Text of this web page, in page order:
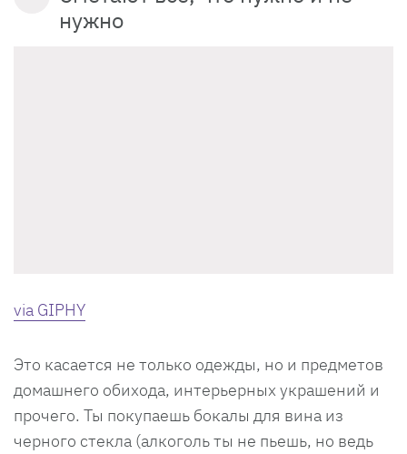
нужно
via GIPHY
Это касается не только одежды, но и предметов
домашнего обихода, интерьерных украшений и
прочего. Ты покупаешь бокалы для вина из
черного стекла (алкоголь ты не пьешь, но ведь